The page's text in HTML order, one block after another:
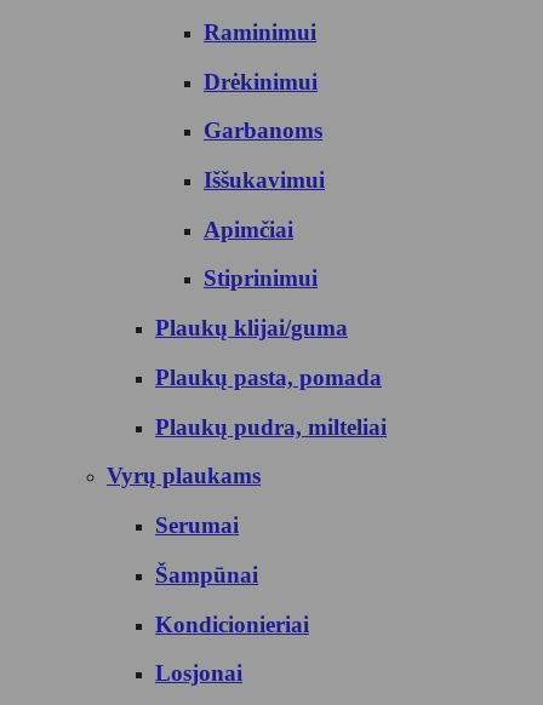
Raminimui
Drėkinimui
Garbanoms
Iššukavimui
Apimčiai
Stiprinimui
Plaukų klijai/guma
Plaukų pasta, pomada
Plaukų pudra, milteliai
Vyrų plaukams
Serumai
Šampūnai
Kondicionieriai
Losjonai